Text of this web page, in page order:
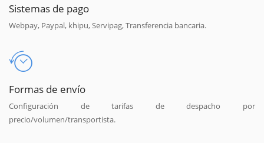
Sistemas de pago
Webpay, Paypal, khipu, Servipag, Transferencia bancaria.
Formas de envío
Configuración de tarifas de despacho por
precio/volumen/transportista.